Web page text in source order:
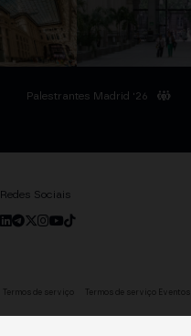
Palestrantes Madrid '26
Redes Sociais
Termos de serviço Termos de serviço Eventos